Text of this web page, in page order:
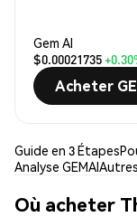
Gem AI
$0.00021735
Acheter
Guide en 3 Étapes
Analyse GEMAI
Où acheter